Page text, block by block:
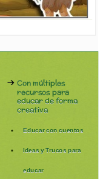
Con múltiples
recursos para
educar de forma
creativa
Educar con cuentos
Ideas y Trucos para
educar